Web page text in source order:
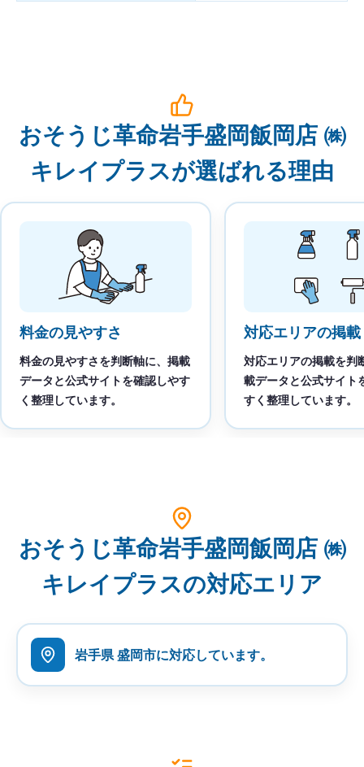
おそうじ革命岩手盛岡飯岡店 ㈱
キレイプラスが選ばれる理由
料金の見やすさ
料金の見やすさを判断軸に、掲載
データと公式サイトを確認しやす
く整理しています。
対応エリアの掲載
対応エリアの掲載を判
載データと公式サイト
すく整理しています。
おそうじ革命岩手盛岡飯岡店 ㈱
キレイプラスの対応エリア
岩手県 盛岡市に対応しています。